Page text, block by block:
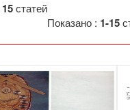
15статей
Показано : 1-15